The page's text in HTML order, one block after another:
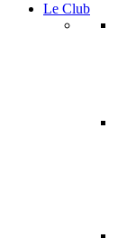
Le Club